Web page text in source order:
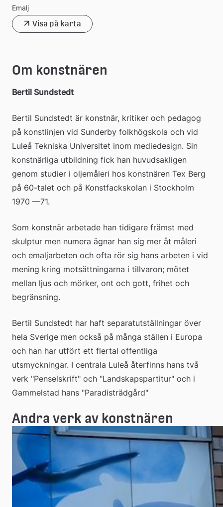
Emalj
Visa på karta
Om konstnären
Bertil Sundstedt
Bertil Sundstedt är konstnär, kritiker och pedagog
på konstlinjen vid Sunderby folkhögskola och vid
Luleå Tekniska Universitet inom mediedesign. Sin
konstnärliga utbildning fick han huvudsakligen
genom studier i oljemåleri hos konstnären Tex Berg
på 60-talet och på Konstfackskolan i Stockholm
1970 —71.
Som konstnär arbetade han tidigare främst med
skulptur men numera ägnar han sig mer åt måleri
och emaljarbeten och ofta rör sig hans arbeten i vid
mening kring motsättningarna i tillvaron; mötet
mellan ljus och mörker, ont och gott, frihet och
begränsning.
Bertil Sundstedt har haft separatutställningar över
hela Sverige men också på många ställen i Europa
och han har utfört ett flertal offentliga
utsmyckningar. I centrala Luleå återfinns hans två
verk "Penselskrift" och "Landskapspartitur" och i
Gammelstad hans "Paradisträdgård"
Andra verk av konstnären